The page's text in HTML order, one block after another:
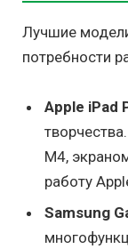
Лучшие
потребности
Apple iPad
М4,
работу
Samsung